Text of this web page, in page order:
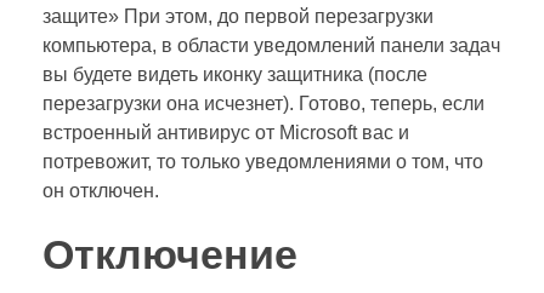
защите» При этом, до первой перезагрузки
компьютера, в области уведомлений панели задач
вы будете видеть иконку защитника (после
перезагрузки она исчезнет). Готово, теперь, если
встроенный антивирус от Microsoft вас и
потревожит, то только уведомлениями о том, что
он отключен.
Отключение